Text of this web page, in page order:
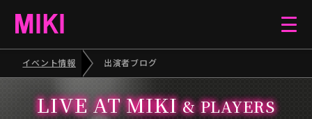
イベント情報 出演者ブログ
LIVE AT MIKI& PLAYERS